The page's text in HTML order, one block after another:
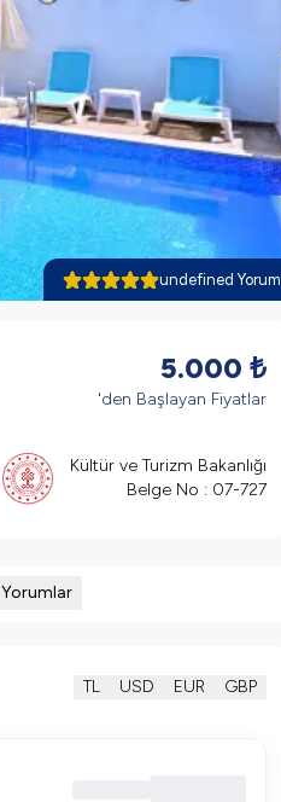
undefined Yorum
5.000 ₺
'den Başlayan Fiyatlar
Kültür ve Turizm Bakanlığı
Belge No : 07-727
Yorumlar
TL USD EUR GBP